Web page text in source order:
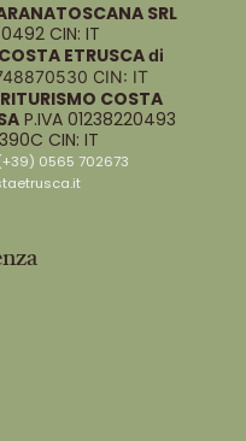
SRL
CIN: IT
ETRUSCAdi
CIN: IT
COSTA
P.IVA 01238220493
CIN: IT
0565 702673